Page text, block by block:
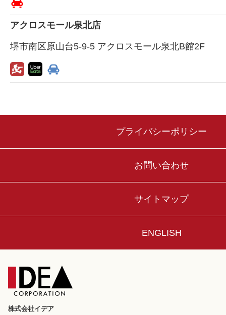
アクロスモール泉北店
堺市南区原山台5-9-5 アクロスモール泉北B館2F
プライバシーポリシー
お問い合わせ
サイトマップ
ENGLISH
株式会社イデア